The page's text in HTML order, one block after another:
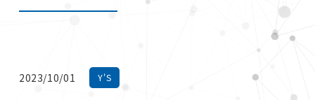
2023/10/01 Y'S